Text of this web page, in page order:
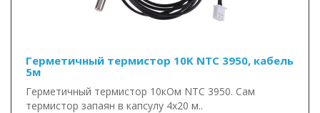
Герметичный термистор 10K NTC 3950, кабель
5м
Герметичный термистор 10кОм NTC 3950. Сам
термистор запаян в капсулу 4х20 м..